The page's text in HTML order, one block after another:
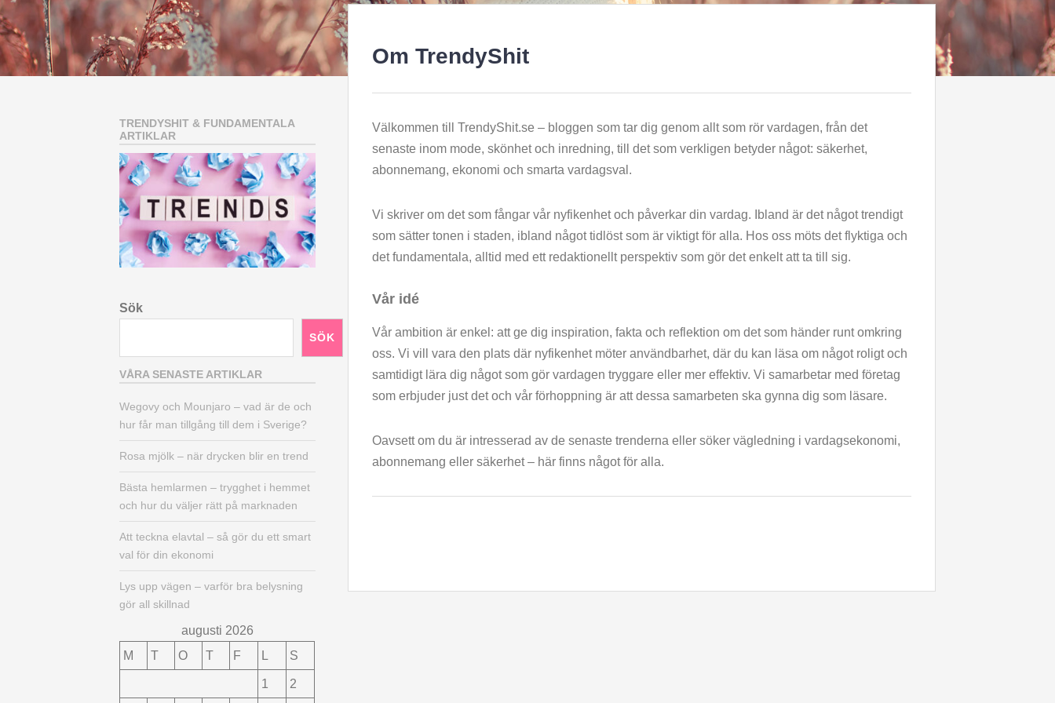
Om TrendyShit
Välkommen till TrendyShit.se – bloggen som tar dig genom allt som rör vardagen, från det
senaste inom mode, skönhet och inredning, till det som verkligen betyder något: säkerhet,
abonnemang, ekonomi och smarta vardagsval.
Vi skriver om det som fångar vår nyfikenhet och påverkar din vardag. Ibland är det något trendigt
som sätter tonen i staden, ibland något tidlöst som är viktigt för alla. Hos oss möts det flyktiga och
det fundamentala, alltid med ett redaktionellt perspektiv som gör det enkelt att ta till sig.
Vår idé
Vår ambition är enkel: att ge dig inspiration, fakta och reflektion om det som händer runt omkring
oss. Vi vill vara den plats där nyfikenhet möter användbarhet, där du kan läsa om något roligt och
samtidigt lära dig något som gör vardagen tryggare eller mer effektiv. Vi samarbetar med företag
som erbjuder just det och vår förhoppning är att dessa samarbeten ska gynna dig som läsare.
Oavsett om du är intresserad av de senaste trenderna eller söker vägledning i vardagsekonomi,
abonnemang eller säkerhet – här finns något för alla.
TRENDYSHIT & FUNDAMENTALA
ARTIKLAR
Sök
SÖK
VÅRA SENASTE ARTIKLAR
Wegovy och Mounjaro – vad är de och
hur får man tillgång till dem i Sverige?
Rosa mjölk – när drycken blir en trend
Bästa hemlarmen – trygghet i hemmet
och hur du väljer rätt på marknaden
Att teckna elavtal – så gör du ett smart
val för din ekonomi
Lys upp vägen – varför bra belysning
gör all skillnad
augusti 2026
M
T O T F L S
1 2